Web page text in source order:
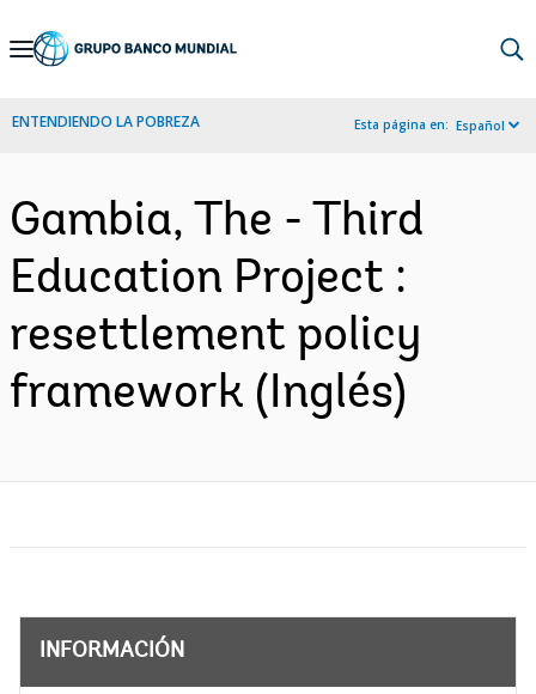
Skip
Navigation
ENTENDIENDO LA POBREZA Esta página en: Español
Gambia, The - Third
Education Project :
resettlement policy
framework (Inglés)
INFORMACIÓN